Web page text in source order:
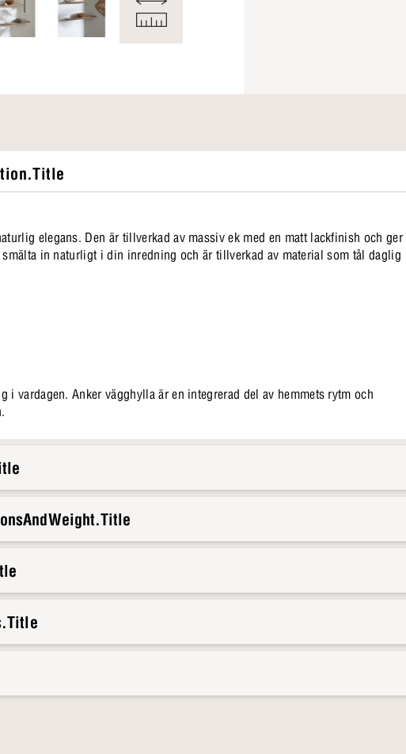
elegans. Den är tillverkad av massiv ek med en matt lackfinish och ger
in naturligt i din inredning och är tillverkad av material som tål daglig
vardagen. Anker vägghylla är en integrerad del av hemmets rytm och